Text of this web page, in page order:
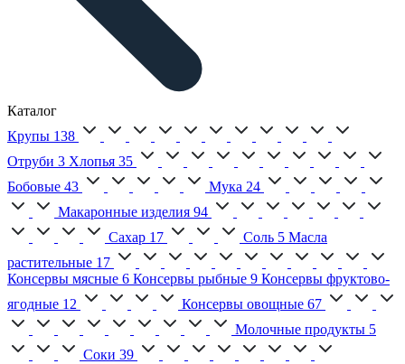
Каталог
Крупы 138
Отруби 3 Хлопья 35
Бобовые 43 Мука 24
Макаронные изделия 94
Сахар 17 Соль 5 Масла
растительные 17
Консервы мясные 6 Консервы рыбные 9 Консервы фруктово-
ягодные 12 Консервы овощные 67
Молочные продукты 5
Соки 39